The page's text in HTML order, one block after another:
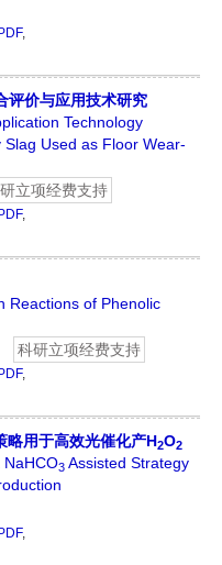
PDF,
评价与应用技术研究
Technology
Used as Floor Wear-
立项经费支持
PDF,
Reactions of Phenolic
科研立项经费支持
PDF,
略用于高效光催化产H2O2
NaHCO3 Assisted Strategy
PDF,